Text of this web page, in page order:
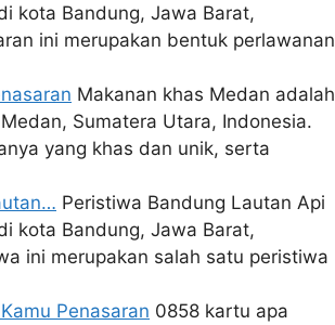
kota Bandung, Jawa Barat,
ini merupakan bentuk perlawanan
Makanan khas Medan adalah
Sumatera Utara, Indonesia.
yang khas dan unik, serta
Peristiwa Bandung Lautan Api
kota Bandung, Jawa Barat,
ini merupakan salah satu peristiwa
Penasaran 0858 kartu apa